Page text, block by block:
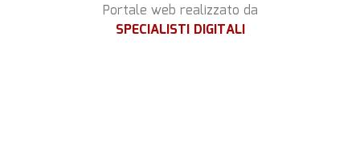
Portale web realizzato da
SPECIALISTI DIGITALI